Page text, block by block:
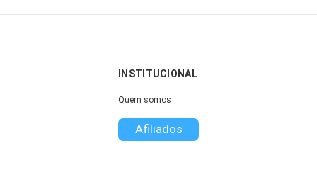
INSTITUCIONAL
Quem somos
Afiliados